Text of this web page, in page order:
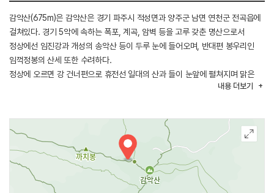
감악산(675m)은 감악산은 경기 파주시 적성면과 양주군 남면 연천군 전곡읍에
걸쳐있다. 경기 5악에 속하는 폭포, 계곡, 암벽 등을 고루 갖춘 명산으로서
정상에선 임진강과 개성의 송악산 등이 두루 눈에 들어오며, 반대편 봉우리인
임꺽정봉의 산세 또한 수려하다.
정상에 오르면 강 건너편으로 휴전선 일대의 산과 들이 눈앞에 펼쳐지며 맑은
날에는 개성의 송악산과 북한산이 눈에 들어온다. 산 정상에는 이제는 흔적도
파주시 향토 유적인 이 비는 글자가 없다고 하여 몰자비, 또는 빗돌대왕비,
설인귀사적비 등 여러 개의 비 이름과 함께 전설들이 구전되어 오고 있다. 폭포,
계곡, 암벽 등을 고루 갖추고 있으며 임꺽정이 관군의 추격을 피하기 위해 숨어
지냈다는 장군봉 아래 임꺽정 굴이 있으며 설마리 계곡에는 6·25전쟁과 관련한
영국군전적비와 대한의열단 전적비가 있다.
산림청 선정 100대 명산 중의 하나이기도 하며 최근(2016년) 감악산
내용 더보기